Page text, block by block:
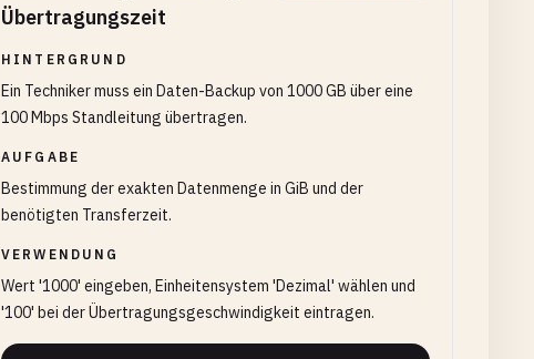
Übertragungszeit
HINTERGRUND
Ein Techniker muss ein Daten-Backup von 1000 GB über eine
100 Mbps Standleitung übertragen.
AUFGABE
Bestimmung der exakten Datenmenge in GiB und der
benötigten Transferzeit.
VERWENDUNG
Wert '1000' eingeben, Einheitensystem 'Dezimal' wählen und
'100' bei der Übertragungsgeschwindigkeit eintragen.